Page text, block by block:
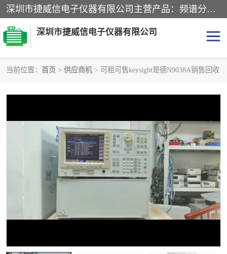
深圳市捷威信电子仪器有限公司主营产品：频谱分析仪.信号发生器.网络分析仪.音频分析仪，示波器，电源，音频分析仪。综合测试仪。蓝牙测试仪等
深圳市捷威信电子仪器有限公司
当前位置： 首页 > 供应商机 > 可租可售keysight是德N9038A销售回收
音频分析仪 天馈线测试仪
信号源
GPIB-USB卡 数据采集仪
数字源表